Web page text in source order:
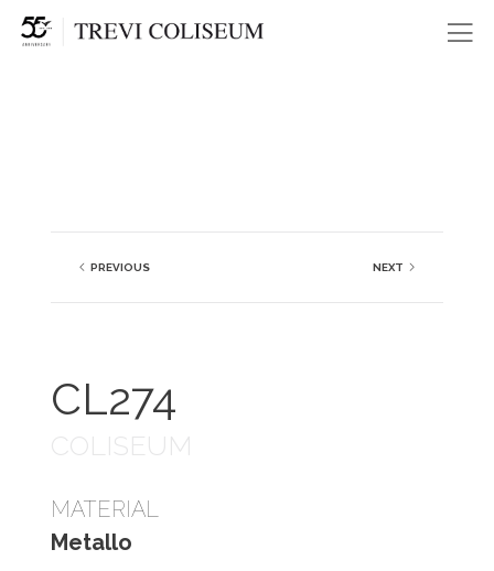
PREVIOUS NEXT
CL274
COLISEUM
MATERIAL
Metallo